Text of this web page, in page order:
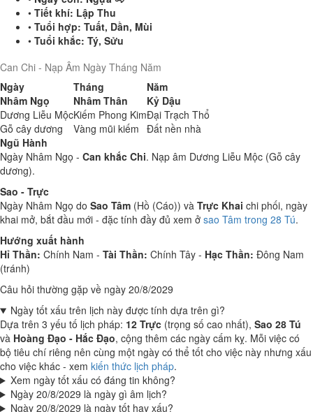
• Tiết khí: Lập Thu
• Tuổi hợp: Tuất, Dần, Mùi
• Tuổi khắc: Tý, Sửu
Can Chi - Nạp Âm Ngày Tháng Năm
Ngày
Tháng
Năm
Nhâm Ngọ
Nhâm Thân
Kỷ Dậu
Dương Liễu MộcKiếm Phong KimĐại Trạch Thổ
Gỗ cây dương
Vàng mũi kiếm Đất nền nhà
Ngũ Hành
Ngày Nhâm Ngọ - Can khắc Chi. Nạp âm Dương Liễu Mộc (Gỗ cây
dương).
Sao - Trực
Ngày Nhâm Ngọ do Sao Tâm (Hồ (Cáo)) và Trực Khai chi phối, ngày
khai mở, bắt đầu mới - đặc tính đầy đủ xem ở sao Tâm trong 28 Tú.
Hướng xuất hành
Hỉ Thần: Chính Nam - Tài Thần: Chính Tây - Hạc Thần: Đông Nam
(tránh)
Câu hỏi thường gặp về ngày 20/8/2029
Ngày tốt xấu trên lịch này được tính dựa trên gì?
Dựa trên 3 yếu tố lịch pháp: 12 Trực (trọng số cao nhất), Sao 28 Tú
và Hoàng Đạo - Hắc Đạo, cộng thêm các ngày cấm kỵ. Mỗi việc có
bộ tiêu chí riêng nên cùng một ngày có thể tốt cho việc này nhưng xấu
cho việc khác - xem kiến thức lịch pháp.
Xem ngày tốt xấu có đáng tin không?
Ngày 20/8/2029 là ngày gì âm lịch?
Ngày 20/8/2029 là ngày tốt hay xấu?